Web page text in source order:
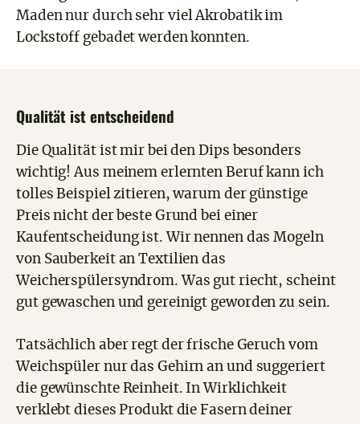
Maden nur durch sehr viel Akrobatik im
Lockstoff gebadet werden konnten.
Qualität ist entscheidend
Die Qualität ist mir bei den Dips besonders
wichtig! Aus meinem erlernten Beruf kann ich
tolles Beispiel zitieren, warum der günstige
Preis nicht der beste Grund bei einer
Kaufentscheidung ist. Wir nennen das Mogeln
von Sauberkeit an Textilien das
Weicherspülersyndrom. Was gut riecht, scheint
gut gewaschen und gereinigt geworden zu sein.
Tatsächlich aber regt der frische Geruch vom
Weichspüler nur das Gehirn an und suggeriert
die gewünschte Reinheit. In Wirklichkeit
verklebt dieses Produkt die Fasern deiner